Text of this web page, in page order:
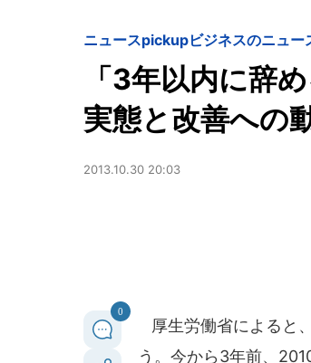
ニュースpickupビジネスのニュー
「3年以内に辞
実態と改善への
2013.10.30 20:03
0
厚生労働省によると
う。今から3年前、